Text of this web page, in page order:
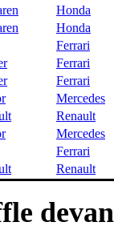
Honda
Honda
Ferrari
Ferrari
Ferrari
Mercedes
Renault
Mercedes
Ferrari
Renault